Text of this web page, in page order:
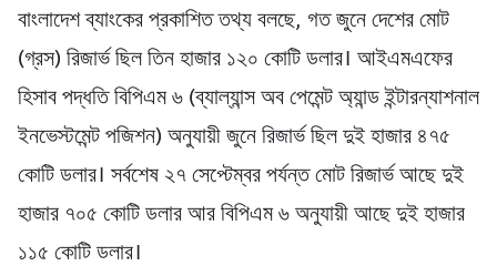
বাংলাদেশ ব্যাংকের প্রকাশিত তথ্য বলছে, গত জুনে দেশের মোট
(গ্রস) রিজার্ভ ছিল তিন হাজার ১২০ কোটি ডলার। আইএমএফের
হিসাব পদ্ধতি বিপিএম ৬ (ব্যাল্যান্স অব পেমেন্ট অ্যান্ড ইন্টারন্যাশনাল
ইনভেস্টমেন্ট পজিশন) অনুযায়ী জুনে রিজার্ভ ছিল দুই হাজার ৪৭৫
কোটি ডলার। সর্বশেষ ২৭ সেপ্টেম্বর পর্যন্ত মোট রিজার্ভ আছে দুই
হাজার ৭০৫ কোটি ডলার আর বিপিএম ৬ অনুযায়ী আছে দুই হাজার
১১৫ কোটি ডলার।